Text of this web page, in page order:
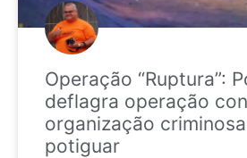
Operação “Ruptura”:
deflagra operação
organização
potiguar